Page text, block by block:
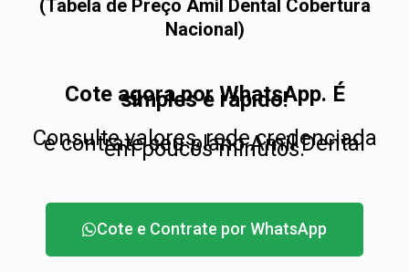
(Tabela de Preço Amil Dental Cobertura
Nacional)
Cote agora por WhatsApp. É
simples e rápido!
Consulte valores, rede credenciada
e contrate seu plano Amil Dental
em poucos minutos.
Cote e Contrate por WhatsApp